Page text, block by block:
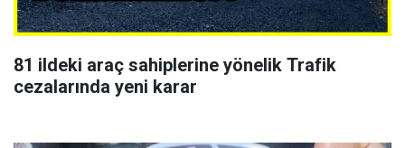
81 ildeki araç sahiplerine yönelik Trafik
cezalarında yeni karar